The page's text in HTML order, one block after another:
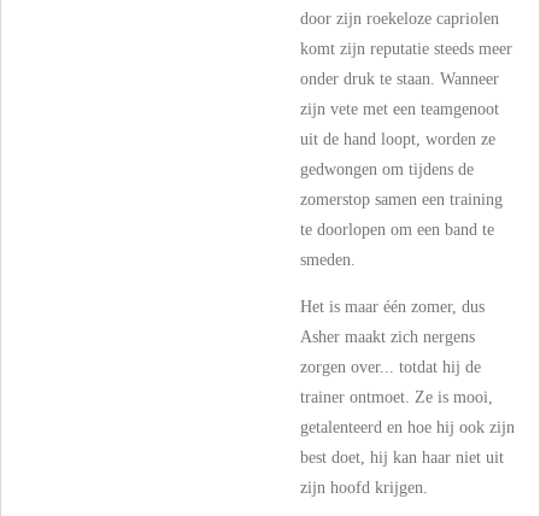
door zijn roekeloze capriolen
komt zijn reputatie steeds meer
onder druk te staan. Wanneer
zijn vete met een teamgenoot
uit de hand loopt, worden ze
gedwongen om tijdens de
zomerstop samen een training
te doorlopen om een band te
smeden.
Het is maar één zomer, dus
Asher maakt zich nergens
zorgen over... totdat hij de
trainer ontmoet. Ze is mooi,
getalenteerd en hoe hij ook zijn
best doet, hij kan haar niet uit
zijn hoofd krijgen.